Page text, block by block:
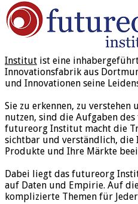
Institut ist eine
Innovationsfabrik aus
und Innovationen seine
Sie zu erkennen, zu
nutzen, sind die Aufgaben
futureorg Institut macht die
sichtbar und verständlich, die
Produkte und Ihre Märkte
Dabei liegt das futureorg
auf Daten und Empirie. Auf
komplizierte Themen für